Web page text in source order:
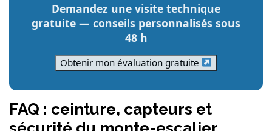
Demandez une visite technique
gratuite — conseils personnalisés sous
48 h
Obtenir mon évaluation gratuite
FAQ : ceinture, capteurs et